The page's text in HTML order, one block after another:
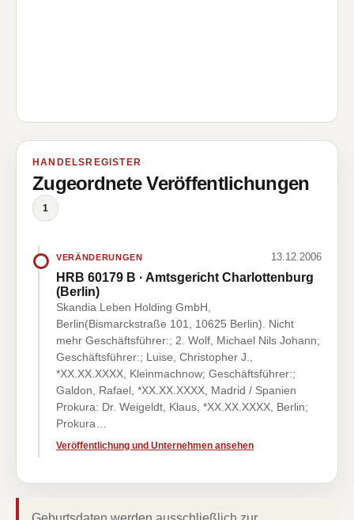
HANDELSREGISTER
Zugeordnete Veröffentlichungen
1
VERÄNDERUNGEN 13.12.2006
HRB 60179 B · Amtsgericht Charlottenburg
(Berlin)
Skandia Leben Holding GmbH,
Berlin(Bismarckstraße 101, 10625 Berlin). Nicht
mehr Geschäftsführer:; 2. Wolf, Michael Nils Johann;
Geschäftsführer:; Luise, Christopher J.,
*XX.XX.XXXX, Kleinmachnow; Geschäftsführer:;
Galdon, Rafael, *XX.XX.XXXX, Madrid / Spanien
Prokura: Dr. Weigeldt, Klaus, *XX.XX.XXXX, Berlin;
Prokura…
Veröffentlichung und Unternehmen ansehen